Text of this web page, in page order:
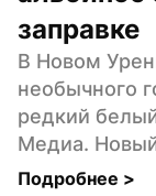
заправке
В Новом
необычного
редкий
Медиа.
Подробнее >